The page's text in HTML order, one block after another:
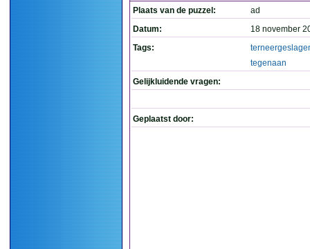
Plaats van de puzzel:
ad
Datum:
18 november
Tags:
tegenaan
Gelijkluidende vragen:
Geplaatst door: